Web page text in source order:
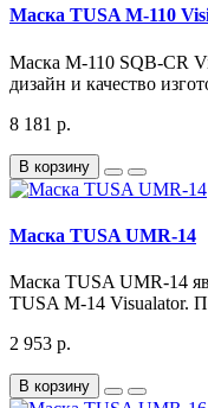
Маска TUSA M-110
Маска M-110 SQB-CR
дизайн и качество
8 181 р.
В корзину
Маска TUSA UMR-14
Маска TUSA UMR-14
TUSA M-14 Visualator.
2 953 р.
В корзину